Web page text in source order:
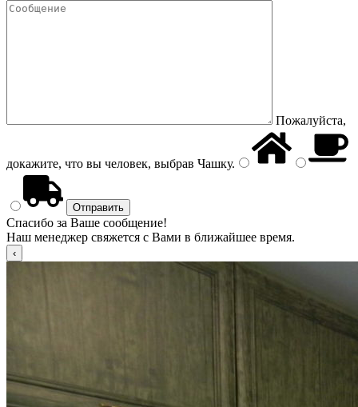
Пожалуйста,
докажите, что вы человек, выбрав Чашку.
Спасибо за Ваше сообщение!
Наш менеджер свяжется с Вами в ближайшее время.